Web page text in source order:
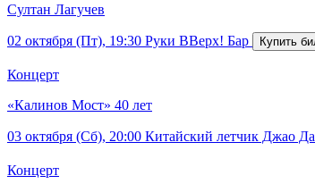
Султан Лагучев
02 октября (Пт), 19:30 Руки ВВерх! Бар
Концерт
«Калинов Мост» 40 лет
03 октября (Сб), 20:00 Китайский летчик Джао Да
Концерт